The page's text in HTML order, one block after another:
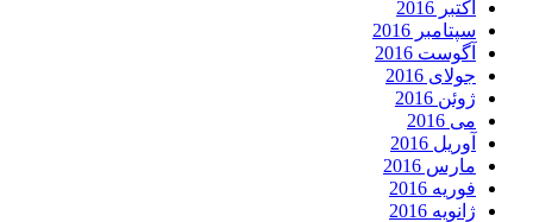
اکتبر 2016
سپتامبر 2016
آگوست 2016
جولای 2016
ژوئن 2016
می 2016
آوریل 2016
مارس 2016
فوریه 2016
ژانویه 2016